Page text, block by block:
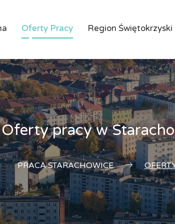
Oferty Pracy Region Świętokrzyski
Oferty pracy w
PRACA STARACHOWICE